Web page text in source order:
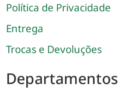
Política de Privacidade
Entrega
Trocas e Devoluções
Departamentos